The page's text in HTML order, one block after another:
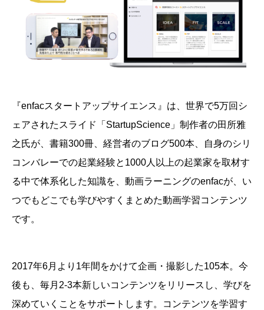
『enfacスタートアップサイエンス』は、 世界で5万回シ
ェアされたスライド「StartupScience」制作者の田所雅
之氏が、書籍300冊、経営者のブログ500本、自身のシリ
コンバレーでの起業経験と1000人以上の起業家を取材す
る中で体系化した知識を、動画ラーニングのenfacが、い
つでもどこでも学びやすくまとめた動画学習コンテンツ
です。
2017年6月より1年間をかけて企画・撮影した105本。今
後も、毎月2-3本新しいコンテンツをリリースし、学びを
深めていくことをサポートします。
コンテンツを学習す